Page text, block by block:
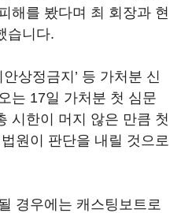
해를 봤다며 최 회장과 현
습니다.
안상정금지 ’ 등 가처분 신
는 17일 가처분 첫 심문
시한이 머지 않은 만큼 첫
원이 판단을 내릴 것으로
경우에는 캐스팅보트로